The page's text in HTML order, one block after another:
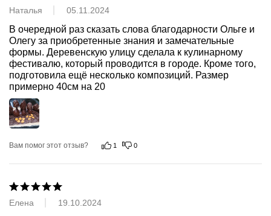
Наталья 05.11.2024
В очередной раз сказать слова благодарности Ольге и
Олегу за приобретенные знания и замечательные
формы. Деревенскую улицу сделала к кулинарному
фестивалю, который проводится в городе. Кроме того,
подготовила ещё несколько композиций. Размер
примерно 40см на 20
Вам помог этот отзыв? 1 0
Елена 19.10.2024